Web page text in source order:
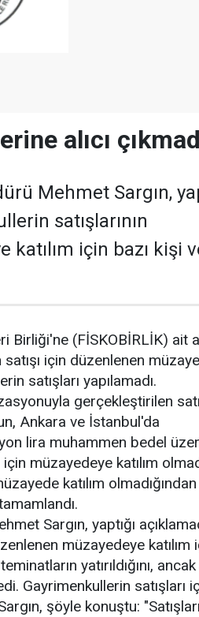
alıcı
Mehmet Sargın,
satışlarının
katılım için bazı kişi
Birliği'ne (FİSKOBİRLİK) ait
için düzenlenen
satışları yapılamadı.
gerçekleştirilen
Ankara ve İstanbul'da
lira muhammen bedel
müzayedeye katılım
katılım olmadığından
Sargın, yaptığı
müzayedeye katılım
yatırıldığını,
Gayrimenkullerin satışları
şöyle konuştu: